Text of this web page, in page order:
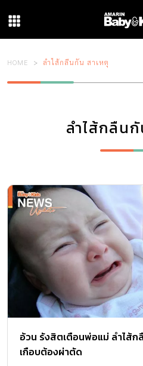
HOME ลำไส้กลืนกัน สาเหตุ
ลำไส้กลืน
อ้วน รังสิตเตือนพ่อแม่ ลำไส้ก
เกือบต้องผ่าตัด